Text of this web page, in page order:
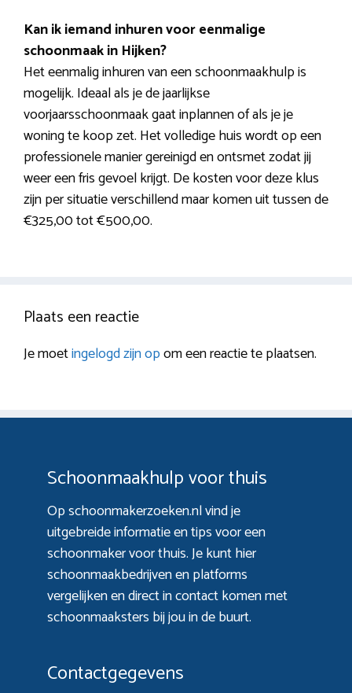
Kan ik iemand inhuren voor eenmalige
schoonmaak in Hijken?
Het eenmalig inhuren van een schoonmaakhulp is
mogelijk. Ideaal als je de jaarlijkse
voorjaarsschoonmaak gaat inplannen of als je je
woning te koop zet. Het volledige huis wordt op een
professionele manier gereinigd en ontsmet zodat jij
weer een fris gevoel krijgt. De kosten voor deze klus
zijn per situatie verschillend maar komen uit tussen de
€325,00 tot €500,00.
Plaats een reactie
Je moetingelogd zijn opom een reactie te plaatsen.
Schoonmaakhulp voor thuis
Op schoonmakerzoeken.nl vind je
uitgebreide informatie en tips voor een
schoonmaker voor thuis. Je kunt hier
schoonmaakbedrijven en platforms
vergelijken en direct in contact komen met
schoonmaaksters bij jou in de buurt.
Contactgegevens